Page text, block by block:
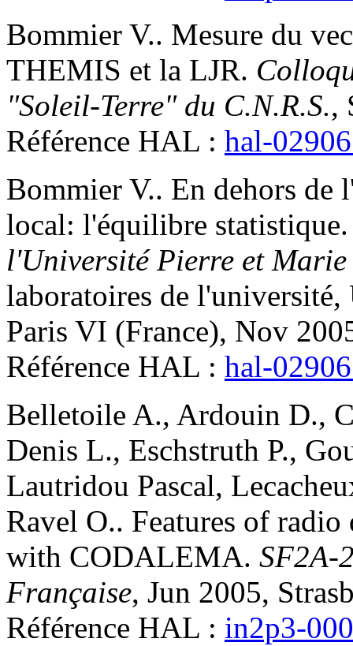
Bommier V.. Mesure du
THEMIS et la LJR.
"Soleil-Terre" du C.N.R.S.,
Référence HAL : hal-
Bommier V.. En dehors de
local: l'équilibre statistique
l'Université Pierre et
laboratoires de
Paris VI (France), Nov
Référence HAL : hal-
Belletoile A., Ardouin D.,
Denis L., Eschstruth P.,
Lautridou Pascal,
Ravel O.. Features of
with CODALEMA. SF2A-
Française, Jun 2005,
Référence HAL : in2p3-